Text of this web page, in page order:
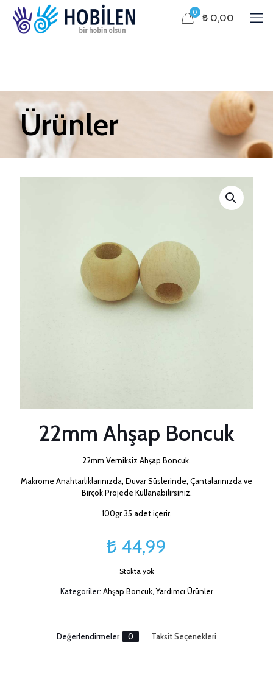
0 ₺ 0,00
Ürünler
22mm Ahşap Boncuk
22mm Verniksiz Ahşap Boncuk.
Makrome Anahtarlıklarınızda, Duvar Süslerinde, Çantalarınızda ve
Birçok Projede Kullanabilirsiniz.
100gr 35 adet içerir.
₺ 44,99
Stokta yok
Kategoriler: Ahşap Boncuk,Yardımcı Ürünler
Değerlendirmeler 0 Taksit Seçenekleri